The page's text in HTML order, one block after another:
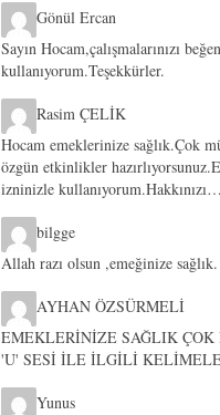
Gönül Ercan
Sayın Hocam,çalışmalarınızı
kullanıyorum.Teşekkürler.
Rasim ÇELİK
Hocam emeklerinize sağlık.Çok
özgün etkinlikler
izninizle kullanıyorum.Hakkınızı…
bilgge
Allah razı olsun ,emeğinize sağlık.
AYHAN ÖZSÜRMELİ
EMEKLERİNİZE SAĞLIK
'U' SESİ İLE İLGİLİ
Yunus